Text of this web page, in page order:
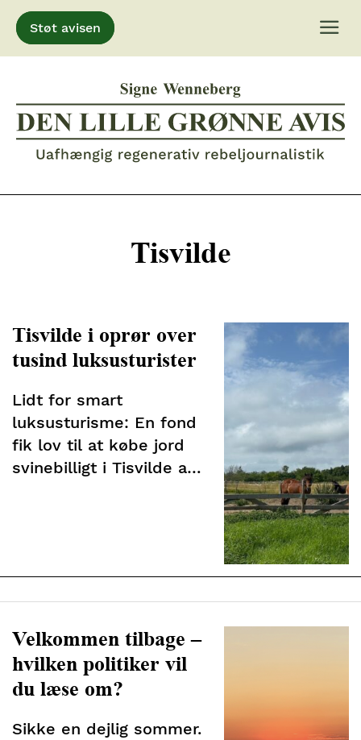
Gå
til
indhold
Støt avisen
Tisvilde
Tisvilde i oprør over
tusind luksusturister
Lidt for smart
luksusturisme: En fond
fik lov til at købe jord
svinebilligt i Tisvilde af
Velkommen tilbage –
hvilken politiker vil
du læse om?
Sikke en dejlig sommer.